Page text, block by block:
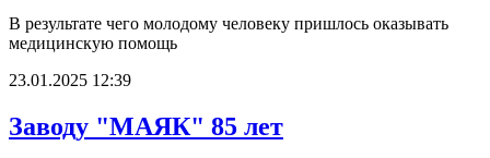
В результате чего молодому человеку пришлось оказывать
медицинскую помощь
23.01.2025 12:39
Заводу "МАЯК" 85 лет